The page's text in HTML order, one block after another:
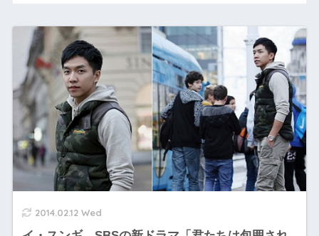
2014.02.12 Wed